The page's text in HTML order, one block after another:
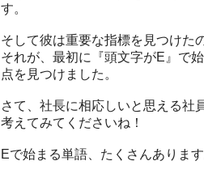
す。
そして彼は重要な指標を見つけた
それが、最初に『頭文字がE』で
点を見つけました。
さて、社長に相応しいと思える社
考えてみてくださいね！
Eで始まる単語、たくさんありま